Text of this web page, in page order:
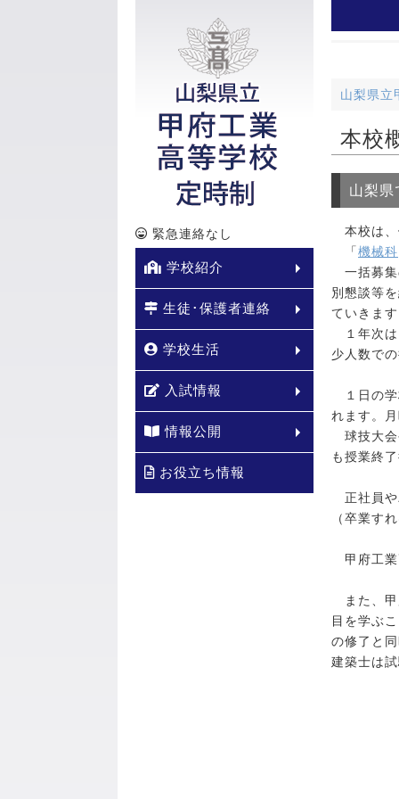
緊急連絡なし
学校紹介
生徒･保護者連絡
学校生活
入試情報
情報公開
お役立ち情報
山梨県立
本校
山梨県
本校は、
「 機械科
一括募集
別懇談等
ていきま
１年次は
少人数で
１日の学
れます。
球技大会
も授業終
正社員や
（卒業す
甲府工業
また、甲
目を学ぶ
の修了と
建築士は